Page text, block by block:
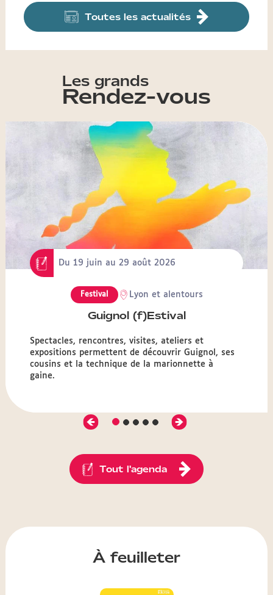
Toutes les actualités
Les grands
Rendez-vous
Guignol (f)Estival
Du 19 juin au 29 août 2026
Festival
Lieu
Lyon et alentours
Spectacles, rencontres, visites, ateliers et
expositions permettent de découvrir Guignol, ses
cousins et la technique de la marionnette à
gaine.
Précédent
Suivant
Diapositive
Diapositive
Diapositive
Diapositive
Diapositive
Tout l'agenda
À feuilleter